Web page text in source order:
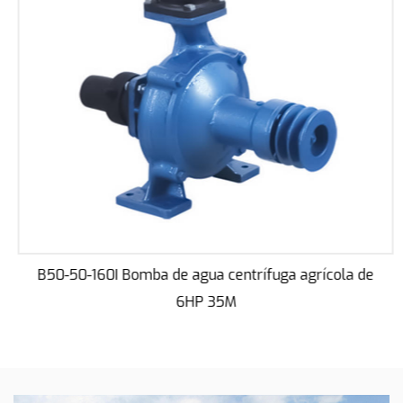
Construida teniendo en cuenta la durabilidad, la
bomba de agua centrífuga 6HP 18M está
construida con materiales de alta calidad que
soportan los rigores de las operaciones agrícolas.
Los componentes de la bomba están diseñados
para resistir la corrosión y el desgaste, lo que
garantiza una vida útil prolongada incluso cuando
se someten a condiciones exigentes.
La fiabilidad de esta bomba se ve aún más
mantenimiento. Las inspecciones de rutina y los
procedimientos de mantenimiento simples
B50-50-160I Bomba de agua centrífuga agrícola de
6HP 35M